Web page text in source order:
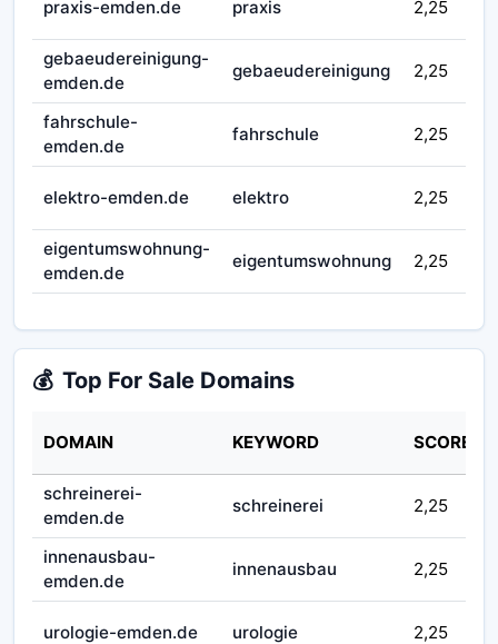
praxis-emden.de praxis 2,25
gebaeudereinigung-
emden.de
gebaeudereinigung 2,25
fahrschule-
emden.de
fahrschule 2,25
elektro-emden.de elektro 2,25
eigentumswohnung-
emden.de
eigentumswohnung 2,25
💰 Top For Sale Domains
DOMAIN KEYWORD SCORE
schreinerei-
emden.de
schreinerei 2,25
innenausbau-
emden.de
innenausbau 2,25
urologie-emden.de urologie 2,25